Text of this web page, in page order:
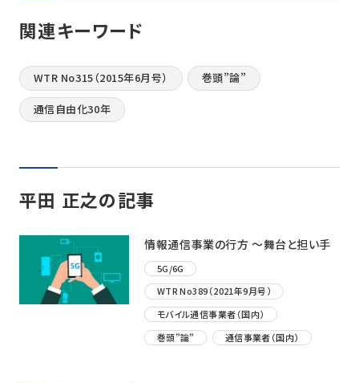
関連キーワード
WTR No315（2015年6月号） 巻頭”論”
通信自由化30年
平田 正之の記事
情報通信事業の行方 ～舞台と担い手
5G/6G
WTR No389（2021年9月号）
モバイル通信事業者（国内）
巻頭”論”
通信事業者（国内）